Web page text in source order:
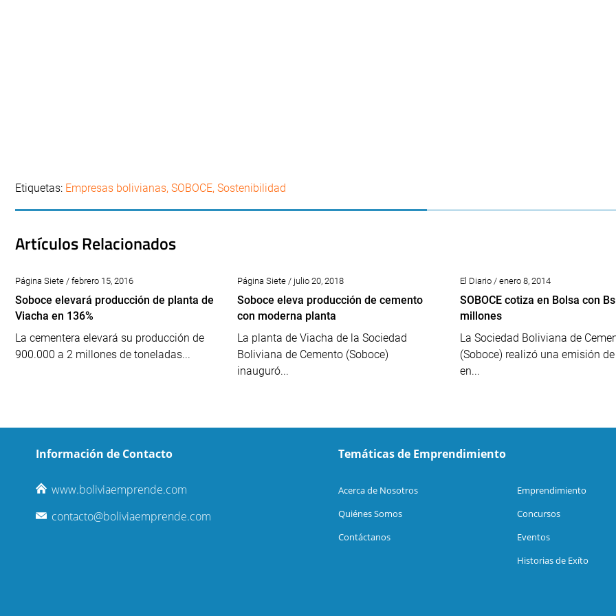
Etiquetas: Empresas bolivianas, SOBOCE, Sostenibilidad
Artículos Relacionados
Página Siete / febrero 15, 2016
Soboce elevará producción de planta de
Viacha en 136%
La cementera elevará su producción de
900.000 a 2 millones de toneladas...
Página Siete / julio 20, 2018
Soboce eleva producción de cemento
con moderna planta
La planta de Viacha de la Sociedad
Boliviana de Cemento (Soboce)
inauguró...
El Diario / enero 8, 2014
SOBOCE cotiza en Bolsa con
millones
La Sociedad Boliviana de
(Soboce) realizó una emisión
en...
Información de Contacto
www.boliviaemprende.com
contacto@boliviaemprende.com
Temáticas de Emprendimiento
Acerca de Nosotros
Quiénes Somos
Contáctanos
Emprendimiento
Concursos
Eventos
Historias de Exíto